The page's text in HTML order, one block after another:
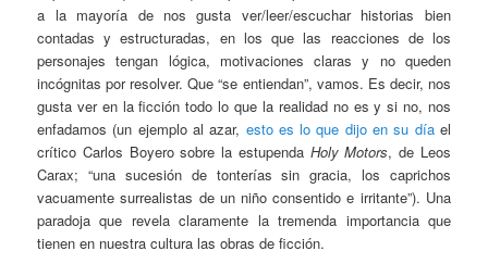
a la mayoría de nos gusta ver/leer/escuchar historias bien
contadas y estructuradas, en los que las reacciones de los
personajes tengan lógica, motivaciones claras y no queden
incógnitas por resolver. Que “se entiendan”, vamos. Es decir, nos
gusta ver en la ficción todo lo que la realidad no es y si no, nos
enfadamos (un ejemplo al azar, esto es lo que dijo en su díael
crítico Carlos Boyero sobre la estupenda Holy Motors, de Leos
Carax; “una sucesión de tonterías sin gracia, los caprichos
vacuamente surrealistas de un niño consentido e irritante”). Una
paradoja que revela claramente la tremenda importancia que
tienen en nuestra cultura las obras de ficción.